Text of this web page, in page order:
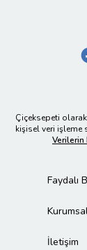
Çiçeksepeti
kişisel veri işleme
Verilerin
Faydalı
İletişim